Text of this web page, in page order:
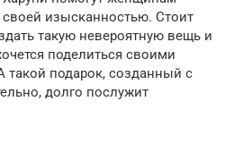
изысканностью. Стоит
такую невероятную вещь и
поделиться своими
такой подарок, созданный с
долго послужит